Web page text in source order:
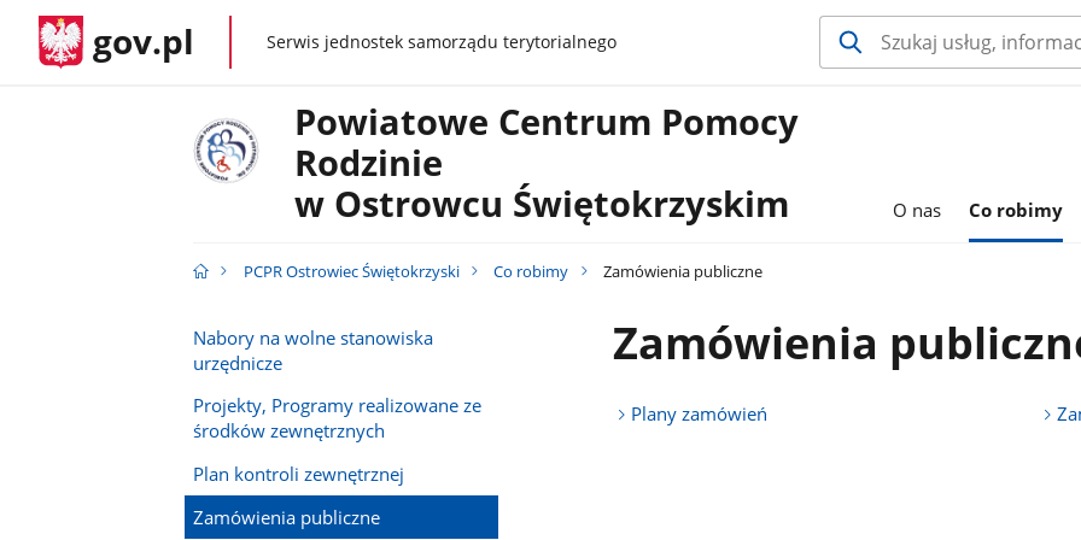
gov.pl gov.plSerwis jednostek samorządu terytorialnego
Powiatowe Centrum Pomocy
Rodzinie
w Ostrowcu Świętokrzyskim
O nas Co robimy
PCPR Ostrowiec Świętokrzyski Co robimy Zamówienia publiczne
Nabory na wolne stanowiska
urzędnicze
Projekty, Programy realizowane ze
środków zewnętrznych
Plan kontroli zewnętrznej
Zamówienia publiczne
Zamówienia
Plany zamówień